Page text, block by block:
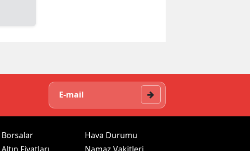
Borsalar
Hava Durumu